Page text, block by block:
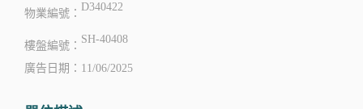
物業編號：
D340422
樓盤編號：
SH-40408
廣告日期：11/06/2025